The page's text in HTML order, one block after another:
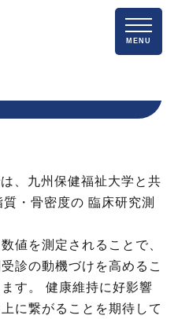
MENU
、九州保健福祉大学と共
・骨密度の 臨床研究測
値を測定されることで、
診の動機づけを高めるこ
す。 健康維持に好影響
に繋がることを期待して